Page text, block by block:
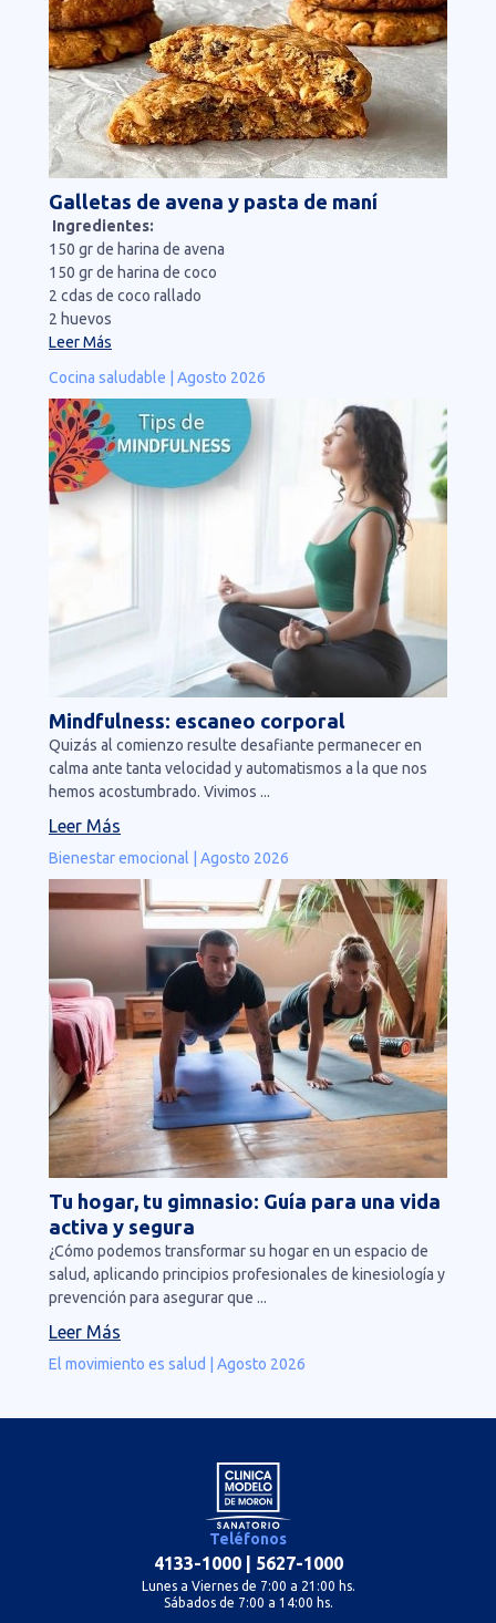
Galletas de avena y pasta de maní
Ingredientes:
150 gr de harina de avena
150 gr de harina de coco
2 cdas de coco rallado
2 huevos
Leer Más
Cocina saludable | Agosto 2026
Mindfulness: escaneo corporal
Quizás al comienzo resulte desafiante permanecer en
calma ante tanta velocidad y automatismos a la que nos
hemos acostumbrado. Vivimos ...
Leer Más
Bienestar emocional | Agosto 2026
Tu hogar, tu gimnasio: Guía para una vida
activa y segura
¿Cómo podemos transformar su hogar en un espacio de
salud, aplicando principios profesionales de kinesiología y
prevención para asegurar que ...
Leer Más
El movimiento es salud | Agosto 2026
Teléfonos
4133-1000| 5627-1000
Lunes a Viernes de 7:00 a 21:00 hs.
Sábados de 7:00 a 14:00 hs.